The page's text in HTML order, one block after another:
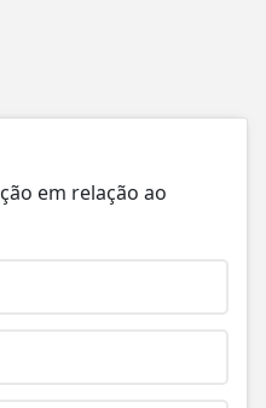
em relação ao